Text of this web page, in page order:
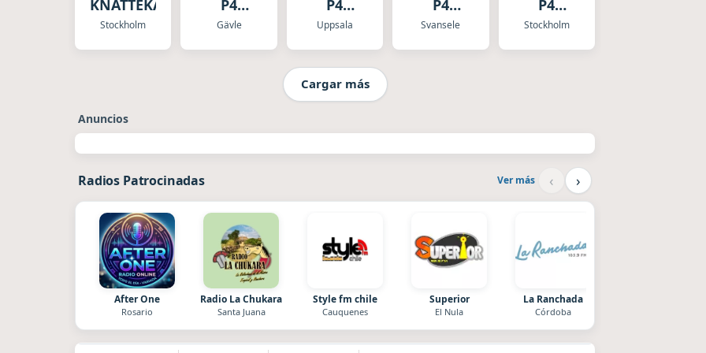
KNATTEKANAL
Stockholm
P4
GÃ„VLEBORG
Gävle
P4
UPPLAND
Uppsala
P4
VÃ„STMANLAND
Svansele
P4
RADIOSPORTEN
Stockholm
Cargar más
Anuncios
Radios Patrocinadas Ver más ‹ ›
After One
Rosario
Radio La Chukara
Santa Juana
Style fm chile
Cauquenes
Superior
El Nula
La Ranchada
Córdoba